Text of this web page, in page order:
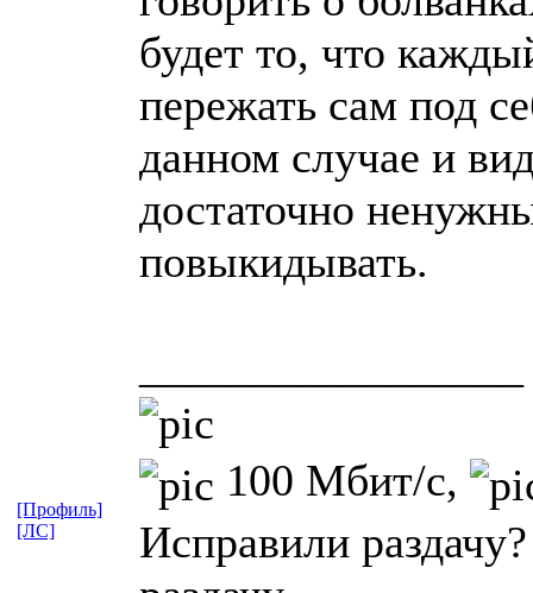
будет то, что
пережать сам под
данном случае и
достаточно
повыкидывать.
100 Мбит/с,
Исправили
[Профиль]
[ЛС]